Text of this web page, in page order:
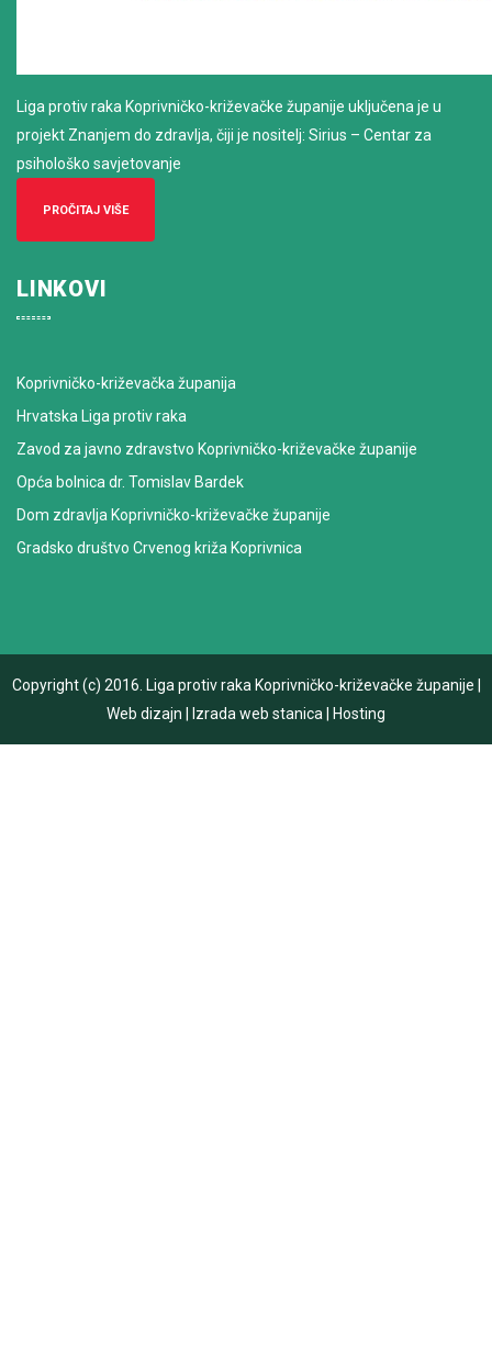
Liga protiv raka Koprivničko-križevačke županije uključena je u
projekt Znanjem do zdravlja, čiji je nositelj: Sirius – Centar za
psihološko savjetovanje
PROČITAJ VIŠE
LINKOVI
Koprivničko-križevačka županija
Hrvatska Liga protiv raka
Zavod za javno zdravstvo Koprivničko-križevačke županije
Opća bolnica dr. Tomislav Bardek
Dom zdravlja Koprivničko-križevačke županije
Gradsko društvo Crvenog križa Koprivnica
Copyright (c) 2016. Liga protiv raka Koprivničko-križevačke županije
Web dizajn
Izrada web stanica Hosting